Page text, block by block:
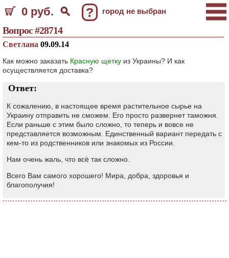
0 руб. ? город не выбран
Вопрос #28714
Светлана 09.09.14
Как можно заказать Красную щетку из Украины? И как
осуществляется доставка?
Ответ:
К сожалению, в настоящее время растительное сырье на
Украину отправить не сможем. Его просто развернет таможня.
Если раньше с этим было сложно, то теперь и вовсе не
представляется возможным. Единственный вариант передать с
кем-то из родственников или знакомых из России.
Нам очень жаль, что всё так сложно.
Всего Вам самого хорошего! Мира, добра, здоровья и
благополучия!